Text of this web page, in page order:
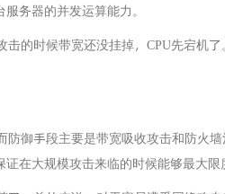
务器的并发运算能力。
的时候带宽还没挂掉，CPU先宕机
御手段主要是带宽吸收攻击和防火
在大规模攻击来临的时候能够最大限